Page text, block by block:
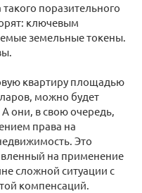
поразительного
ключевым
земельные токены.
квартиру площадью
можно будет
они, в свою очередь,
права на
Это
на применение
сложной ситуации с
компенсаций.